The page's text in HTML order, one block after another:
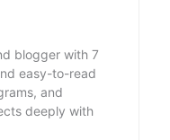
blogger with 7
easy-to-read
and
deeply with